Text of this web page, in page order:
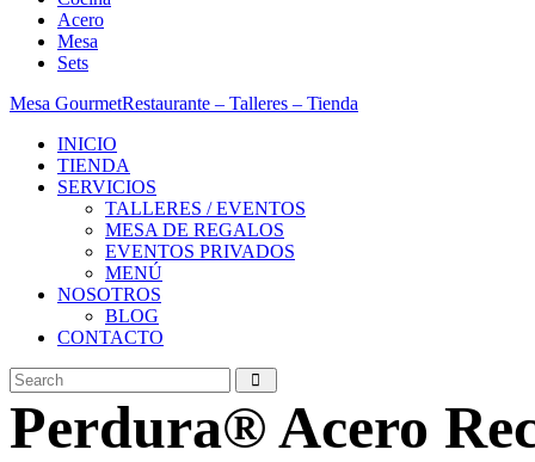
Acero
Mesa
Sets
Mesa GourmetRestaurante – Talleres – Tienda
INICIO
TIENDA
SERVICIOS
TALLERES / EVENTOS
MESA DE REGALOS
EVENTOS PRIVADOS
MENÚ
NOSOTROS
BLOG
CONTACTO
Perdura® Acero